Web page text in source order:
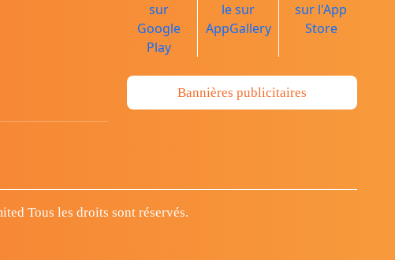
Bannières publicitaires
Tous les droits sont réservés.